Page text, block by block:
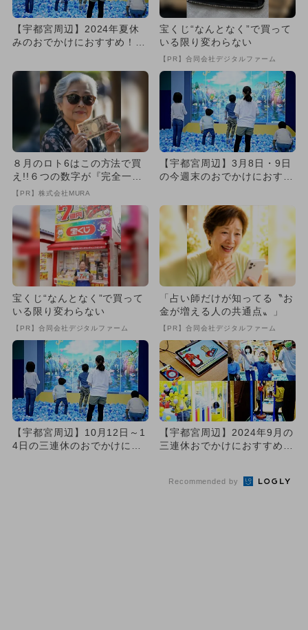
【宇都宮周辺】2024年夏休
みのおでかけにおすすめ！人
宝くじ“なんとなく”で買って
いる限り変わらない
【PR】合同会社デジタルファーム
８月のロト6はこの方法で買
え!!６つの数字が『完全一
致』する方法
【PR】株式会社MURA
【宇都宮周辺】3月8日・9日
の今週末のおでかけにおすす
宝くじ“なんとなく”で買って
いる限り変わらない
【PR】合同会社デジタルファーム
「占い師だけが知ってる〝お
金が増える人の共通点〟」
【PR】合同会社デジタルファーム
【宇都宮周辺】10月12日～1
4日の三連休のおでかけにお
【宇都宮周辺】2024年9月の
三連休おでかけにおすすめ！
Recommended by